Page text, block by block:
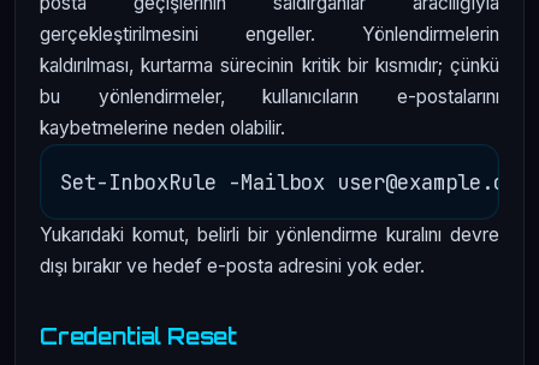
gerçekleştirilmesini engeller. Yönlendirmelerin
kaldırılması, kurtarma sürecinin kritik bir kısmıdır; çünkü
bu yönlendirmeler, kullanıcıların e-postalarını
kaybetmelerine neden olabilir.
Yukarıdaki komut, belirli bir yönlendirme kuralını devre
dışı bırakır ve hedef e-posta adresini yok eder.
Credential Reset